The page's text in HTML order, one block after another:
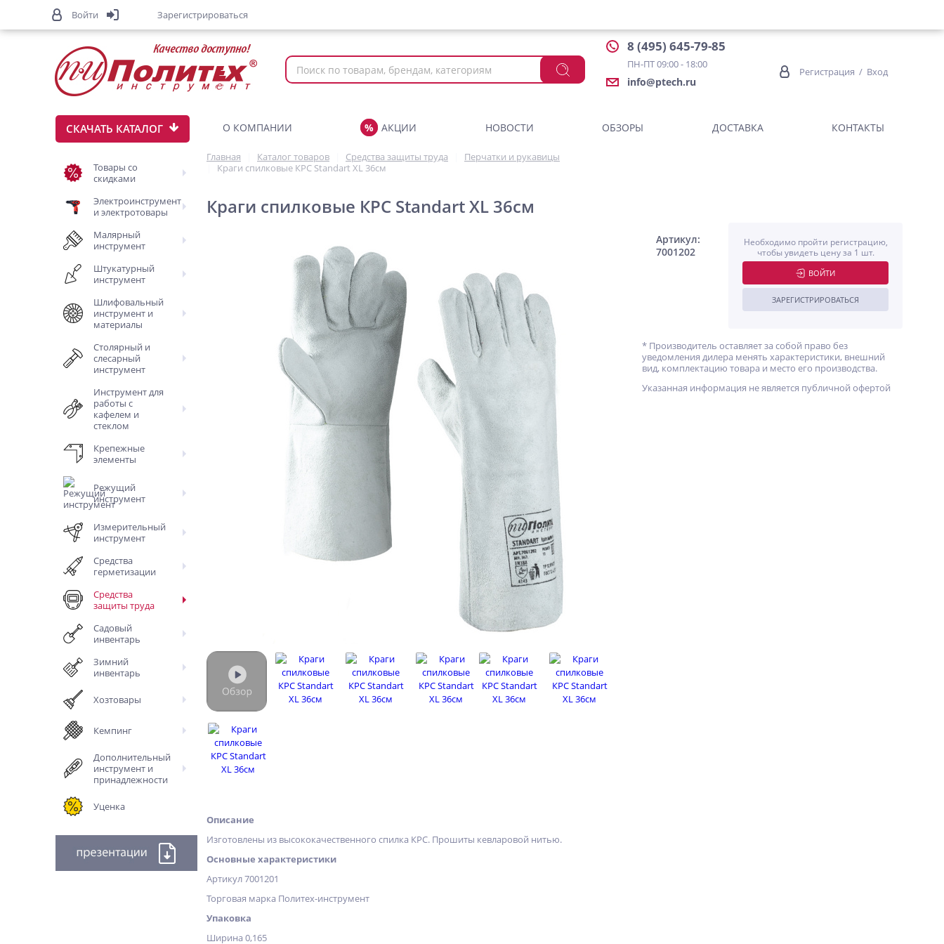
8 (495) 645-79-85
ПН-ПТ 09:00 - 18:00
info@ptech.ru
Регистрация / Вход
СКАЧАТЬ КАТАЛОГ
Товары со
скидками
Электроинструмент
и электротовары
Малярный
инструмент
Штукатурный
инструмент
Шлифовальный
инструмент и
материалы
Столярный и
слесарный
инструмент
Инструмент для
работы с
кафелем и
стеклом
Крепежные
элементы
Режущий
инструмент
Измерительный
инструмент
Средства
герметизации
Средства
защиты труда
Садовый
инвентарь
Зимний
инвентарь
Хозтовары
Кемпинг
Дополнительный
инструмент и
принадлежности
Уценка
О КОМПАНИИ АКЦИИ НОВОСТИ ОБЗОРЫ ДОСТАВКА КОНТАКТЫ
Главная Каталог товаров Средства защиты труда
Перчатки и рукавицы
Краги спилковые КРС Standart XL 36см
Краги спилковые КРС Standart XL 36см
Артикул:
7001202
Необходимо пройти регистрацию,
чтобы увидеть цену за 1 шт.
ВОЙТИ
ЗАРЕГИСТРИРОВАТЬСЯ
* Производитель оставляет за собой право без
уведомления дилера менять характеристики, внешний
вид, комплектацию товара и место его производства.
Указанная информация не является публичной офертой
Описание
Изготовлены из высококачественного спилка КРС. Прошиты кевларовой нитью.
Основные характеристики
Артикул 7001201
Торговая марка Политех-инструмент
Упаковка
Ширина 0,165
Войти Зарегистрироваться